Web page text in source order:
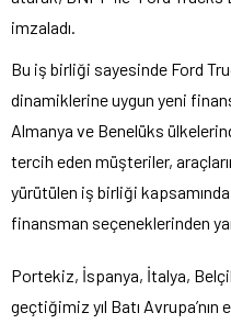
imzaladı.
Bu iş birliği sayesinde Ford
dinamiklerine uygun yeni
Almanya ve Benelüks
tercih eden müşteriler,
yürütülen iş birliği kapsamında
finansman seçeneklerinden
Portekiz, İspanya, İtalya,
geçtiğimiz yıl Batı